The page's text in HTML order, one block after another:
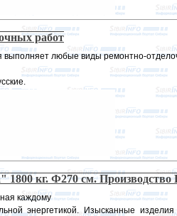
работ
выполняет любые виды ремонтно-
1800 кг. Ф270 см. Производство
каждому
энергетикой. Изысканные